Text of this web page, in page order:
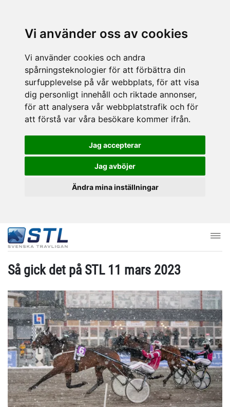
Vi använder oss av cookies
Vi använder cookies och andra
spårningsteknologier för att förbättra din
surfupplevelse på vår webbplats, för att visa
dig personligt innehåll och riktade annonser,
för att analysera vår webbplatstrafik och för
att förstå var våra besökare kommer ifrån.
Jag accepterar
Jag avböjer
Ändra mina inställningar
Så gick det på STL 11 mars 2023